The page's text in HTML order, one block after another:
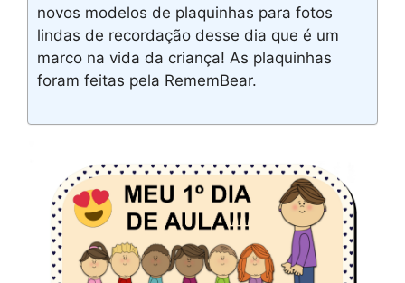
novos modelos de plaquinhas para fotos
lindas de recordação desse dia que é um
marco na vida da criança! As plaquinhas
foram feitas pela RememBear.